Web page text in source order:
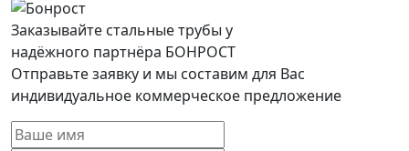
Заказывайте стальные трубы у
надёжного партнёра БОНРОСТ
Отправьте заявку и мы составим для Вас
индивидуальное коммерческое предложение